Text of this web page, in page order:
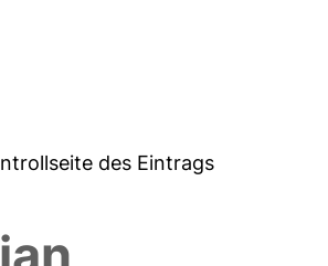
des Eintrags